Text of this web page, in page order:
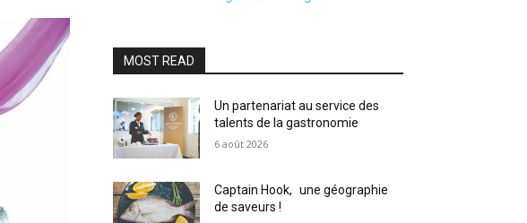
MOST READ
Un partenariat au service des
talents de la gastronomie
6 août 2026
Captain Hook, une géographie
de saveurs !